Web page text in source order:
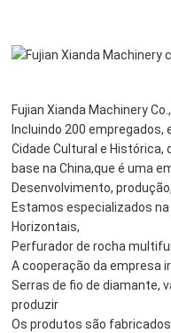
Fujian Xianda Machinery
Incluindo 200
Cidade Cultural e
base na China,que é uma
Desenvolvimento,
Estamos especializados
Horizontais,
Perfurador de rocha
A cooperação da empresa
Serras de fio de diamante,
produzir
Os produtos são